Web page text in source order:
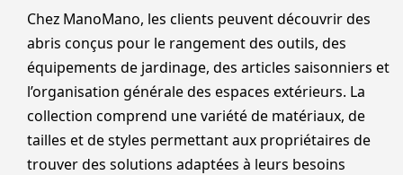
Chez ManoMano, les clients peuvent découvrir des
abris conçus pour le rangement des outils, des
équipements de jardinage, des articles saisonniers et
l’organisation générale des espaces extérieurs. La
collection comprend une variété de matériaux, de
tailles et de styles permettant aux propriétaires de
trouver des solutions adaptées à leurs besoins